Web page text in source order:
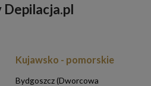
Depilacja.pl
Kujawsko - pomorskie
Bydgoszcz (Dworcowa